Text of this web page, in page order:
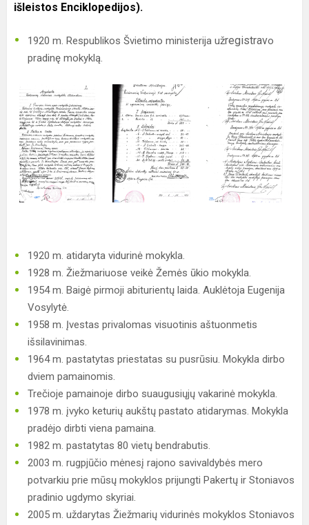
išleistos Enciklopedijos).
1920 m. Respublikos Švietimo ministerija užregistravo
pradinę mokyklą.
1920 m. atidaryta vidurinė mokykla.
1928 m. Žiežmariuose veikė Žemės ūkio mokykla.
1954 m. Baigė pirmoji abiturientų laida. Auklėtoja Eugenija
Vosylytė.
1958 m. Įvestas privalomas visuotinis aštuonmetis
išsilavinimas.
1964 m. pastatytas priestatas su pusrūsiu. Mokykla dirbo
dviem pamainomis.
Trečioje pamainoje dirbo suaugusiųjų vakarinė mokykla.
1978 m. įvyko keturių aukštų pastato atidarymas. Mokykla
pradėjo dirbti viena pamaina.
1982 m. pastatytas 80 vietų bendrabutis.
2003 m. rugpjūčio mėnesį rajono savivaldybės mero
potvarkiu prie mūsų mokyklos prijungti Pakertų ir Stoniavos
pradinio ugdymo skyriai.
2005 m. uždarytas Žiežmarių vidurinės mokyklos Stoniavos